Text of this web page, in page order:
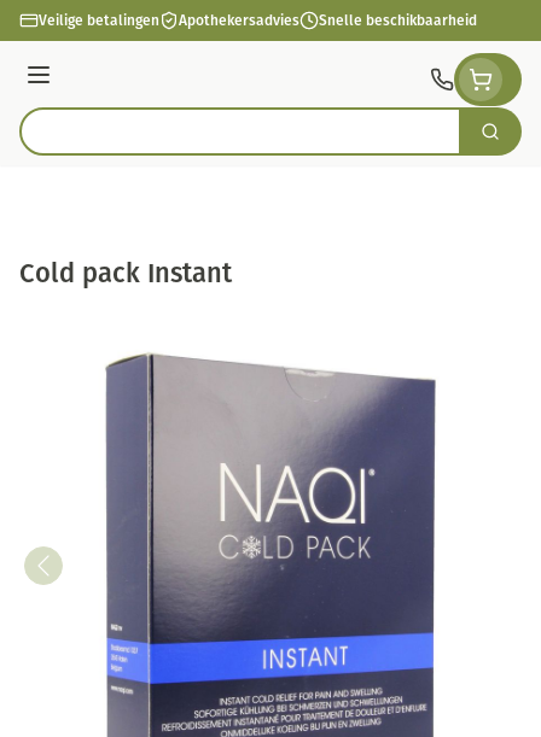
Ga naar de inhoud
Veilige betalingen Apothekersadvies Snelle beschikbaarheid
Menu
Product, merk, categorie... Zoek
Cold pack Instant